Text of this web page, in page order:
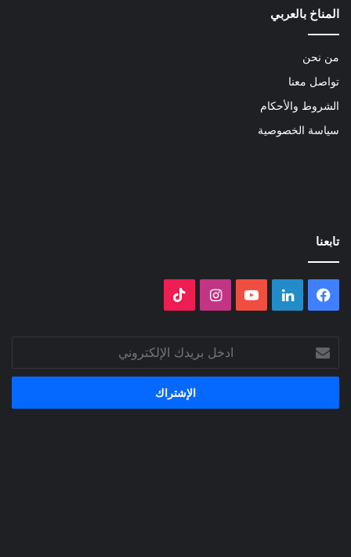
المناخ بالعربي
من نحن
تواصل معنا
الشروط والأحكام
سياسة الخصوصية
تابعنا
فيسبوك لينكدإن ‫YouTubeانستقرام
ادخل
بريدك
الإلكتروني